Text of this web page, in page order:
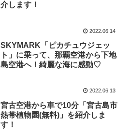
介します！
2022.06.14
SKYMARK「ピカチュウジェッ
ト」に乗って、那覇空港から下地
島空港へ！綺麗な海に感動♡
2022.06.13
宮古空港から車で10分「宮古島市
熱帯植物園(無料)」を紹介しま
す！